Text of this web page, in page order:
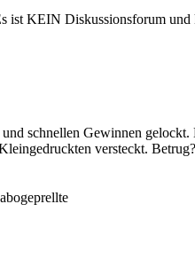
ist KEIN Diskussionsforum
schnellen Gewinnen gelockt.
versteckt. Betrug?